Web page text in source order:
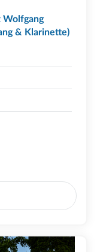
Wolfgang
& Klarinette)